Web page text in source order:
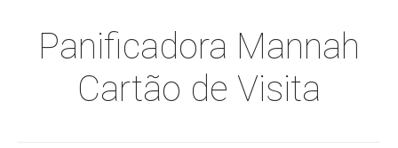
Panificadora Mannah
Cartão de Visita